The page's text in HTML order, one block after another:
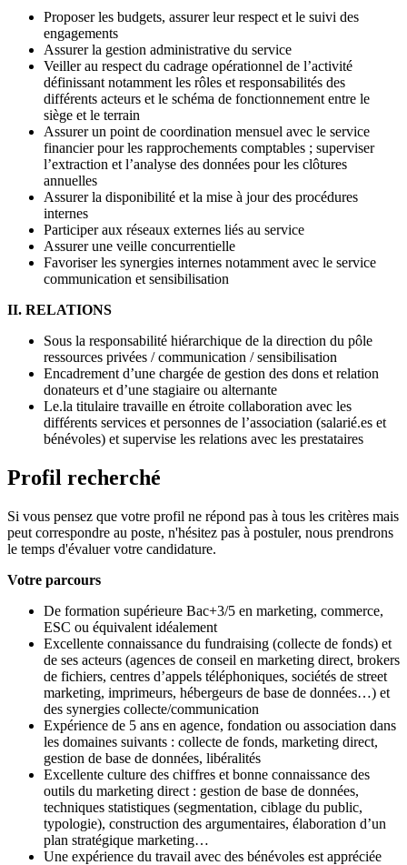
Proposer les budgets, assurer leur respect et le suivi des
engagements
Assurer la gestion administrative du service
Veiller au respect du cadrage opérationnel de l’activité
définissant notamment les rôles et responsabilités des
différents acteurs et le schéma de fonctionnement entre le
siège et le terrain
Assurer un point de coordination mensuel avec le service
financier pour les rapprochements comptables ; superviser
l’extraction et l’analyse des données pour les clôtures
annuelles
Assurer la disponibilité et la mise à jour des procédures
internes
Participer aux réseaux externes liés au service
Assurer une veille concurrentielle
Favoriser les synergies internes notamment avec le service
communication et sensibilisation
II. RELATIONS
Sous la responsabilité hiérarchique de la direction du pôle
ressources privées / communication / sensibilisation
Encadrement d’une chargée de gestion des dons et relation
donateurs et d’une stagiaire ou alternante
Le.la titulaire travaille en étroite collaboration avec les
différents services et personnes de l’association (salarié.es et
bénévoles) et supervise les relations avec les prestataires
Profil recherché
Si vous pensez que votre profil ne répond pas à tous les critères mais
peut correspondre au poste, n'hésitez pas à postuler, nous prendrons
le temps d'évaluer votre candidature.
Votre parcours
De formation supérieure Bac+3/5 en marketing, commerce,
ESC ou équivalent idéalement
Excellente connaissance du fundraising (collecte de fonds) et
de ses acteurs (agences de conseil en marketing direct, brokers
de fichiers, centres d’appels téléphoniques, sociétés de street
marketing, imprimeurs, hébergeurs de base de données…) et
des synergies collecte/communication
Expérience de 5 ans en agence, fondation ou association dans
les domaines suivants : collecte de fonds, marketing direct,
gestion de base de données, libéralités
Excellente culture des chiffres et bonne connaissance des
outils du marketing direct : gestion de base de données,
techniques statistiques (segmentation, ciblage du public,
typologie), construction des argumentaires, élaboration d’un
plan stratégique marketing…
Une expérience du travail avec des bénévoles est appréciée